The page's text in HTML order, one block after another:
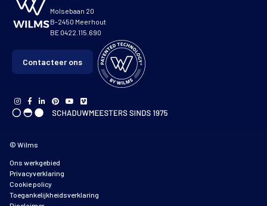
Molsebaan 20
B-2450 Meerhout
BE 0422.115.690
Contacteer ons
© Wilms
Ons werkgebied
Privacyverklaring
Cookie policy
Toegankelijkheidsverklaring